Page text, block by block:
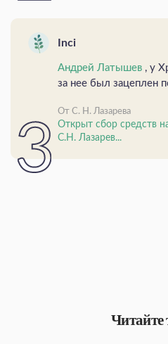
Inci
Андрей Латышев , у
за нее был зацеплен
От С. Н. Лазарева
Открыт сбор средств
С.Н. Лазарев...
Читайте